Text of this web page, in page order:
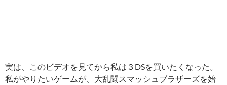
実は、このビデオを見てから私は３DSを買いたくなった。
私がやりたいゲームが、大乱闘スマッシュブラザーズを始